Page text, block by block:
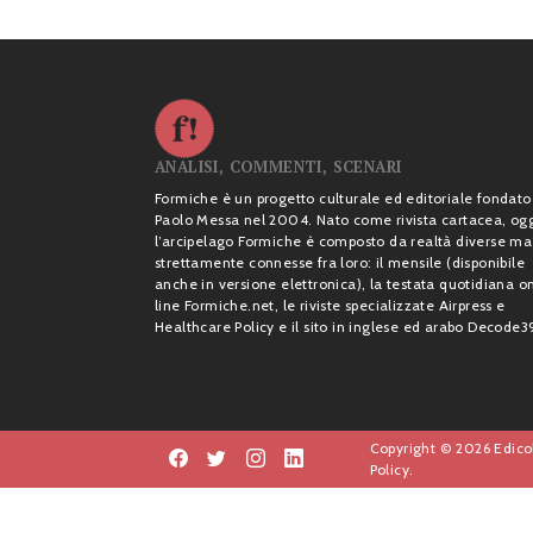
ANALISI, COMMENTI, SCENARI
Formiche è un progetto culturale ed editoriale fondato
Paolo Messa nel 2004. Nato come rivista cartacea,
l’arcipelago Formiche è composto da realtà diverse ma
strettamente connesse fra loro: il mensile (disponibile
anche in versione elettronica), la testata quotidiana
line Formiche.net, le riviste specializzate Airpress e
Healthcare Policy e il sito in inglese ed arabo
Copyright © 2026
Policy.